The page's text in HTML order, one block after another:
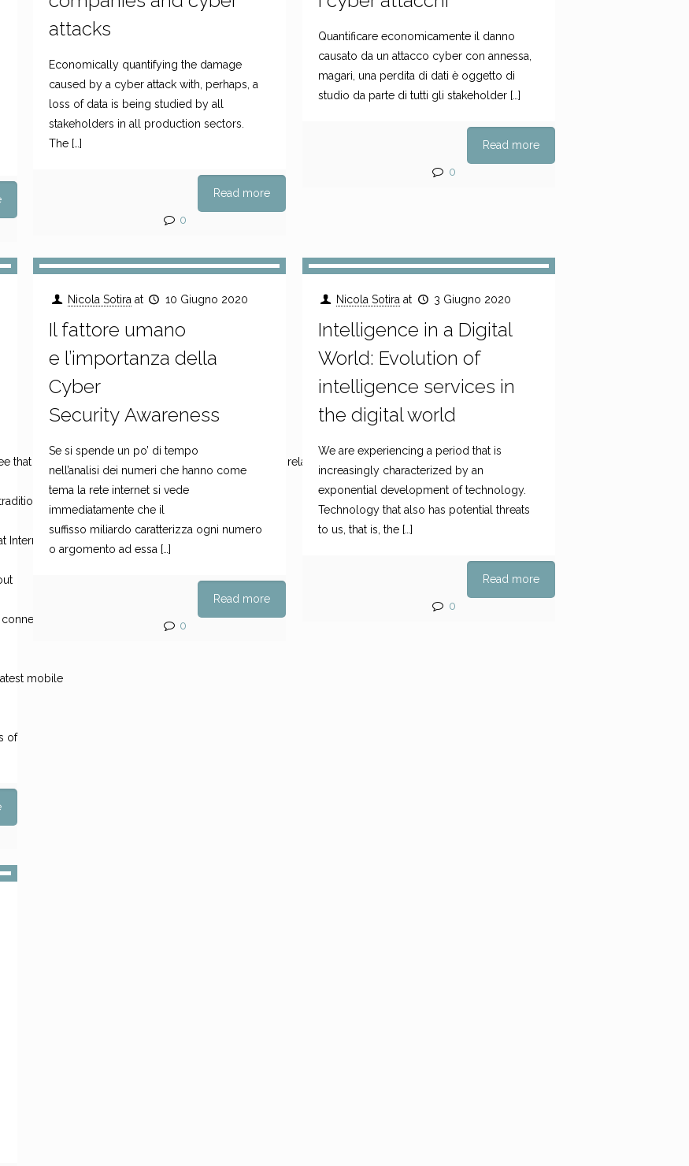
attacks
Economically quantifying the damage
caused by a cyber attack with, perhaps, a
loss of data is being studied by all
stakeholders in all production sectors.
The […]
0
Read more
Quantificare economicamente il danno
causato da un attacco cyber con annessa,
magari, una perdita di dati è oggetto di
studio da parte di tutti gli stakeholder[…]
0
Read more
that the billion suffix characterizes each issue or topic related to it,
approach and
users in
to
mobile
of
Nicola Sotira at 10 Giugno 2020
Il fattore umano
e l’importanza della
Cyber
Security Awareness
Se si spende un po’ di tempo
nell’analisi dei numeri che hanno come
tema la rete internet si vede
immediatamente che il
suffisso miliardo caratterizza ogni numero
o argomento ad essa […]
0
Read more
Nicola Sotira at 3 Giugno 2020
Intelligence in a Digital
World: Evolution of
intelligence services in
the digital world
We are experiencing a period that is
increasingly characterized by an
exponential development of technology.
Technology that also has potential threats
to us, that is, the[…]
0
Read more